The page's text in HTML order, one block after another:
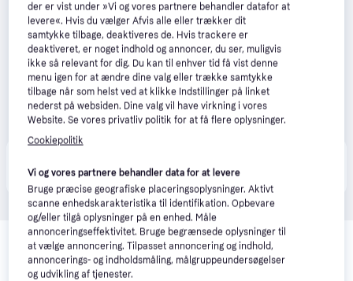
kunde i denne kategori.
Relaterede produkter
Se vores forslag til andre produkter, der matcher dine
interesser. Vis alle
der er vist under »Vi og vores partnere behandler datafor at
levere«. Hvis du vælger Afvis alle eller trækker dit
samtykke tilbage, deaktiveres de. Hvis trackere er
deaktiveret, er noget indhold og annoncer, du ser, muligvis
ikke så relevant for dig. Du kan til enhver tid få vist denne
menu igen for at ændre dine valg eller trække samtykke
tilbage når som helst ved at klikke Indstillinger på linket
nederst på websiden. Dine valg vil have virkning i vores
Website. Se vores privatliv politik for at få flere oplysninger.
Cookiepolitik
Vi og vores partnere behandler data for at levere
Bruge præcise geografiske placeringsoplysninger. Aktivt
scanne enhedskarakteristika til identifikation. Opbevare
og/eller tilgå oplysninger på en enhed. Måle
annonceringseffektivitet. Bruge begrænsede oplysninger til
at vælge annoncering. Tilpasset annoncering og indhold,
annoncerings- og indholdsmåling, målgruppeundersøgelser
og udvikling af tjenester.